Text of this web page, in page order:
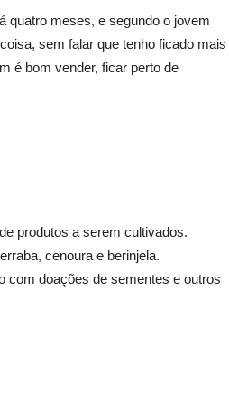
quatro meses, e segundo o jovem
sem falar que tenho ficado mais
é bom vender, ficar perto de
produtos a serem cultivados.
cenoura e berinjela.
com doações de sementes e outros